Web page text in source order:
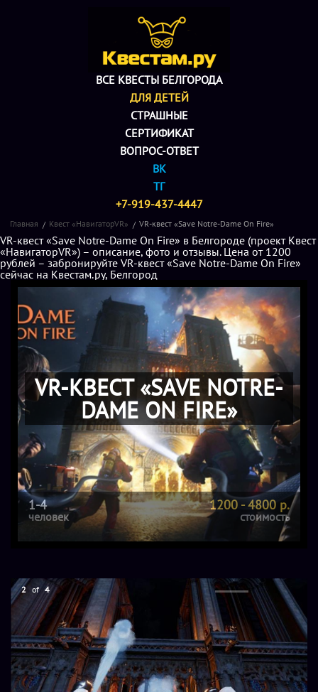
ВСЕ КВЕСТЫ БЕЛГОРОДА
ДЛЯ ДЕТЕЙ
СТРАШНЫЕ
СЕРТИФИКАТ
ВОПРОС-ОТВЕТ
ВК
ТГ
+7-919-437-4447
Главная Квест «НавигаторVR» VR-квест «Save Notre-Dame On Fire»
VR-квест «Save Notre-Dame On Fire» в Белгороде (проект Квест
«НавигаторVR») – описание, фото и отзывы. Цена от 1200
рублей – забронируйте VR-квест «Save Notre-Dame On Fire»
сейчас на Квестам.ру, Белгород
VR-КВЕСТ «SAVE NOTRE-
DAME ON FIRE»
1-4
человек
1200 - 4800 р.
стоимость
2 of 4